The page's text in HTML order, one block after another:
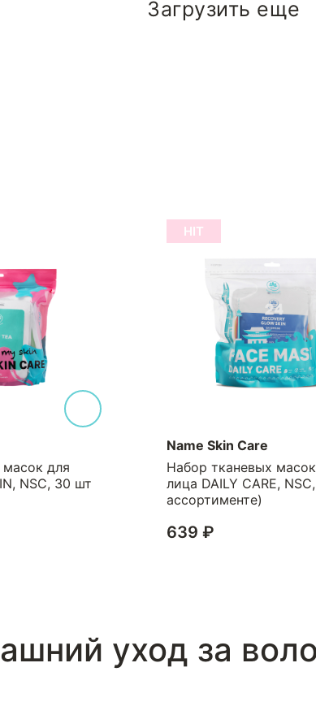
Загрузить еще
для
NSC, 30 шт
HIT
Name Skin Care
Набор тканевых
лица DAILY CARE,
ассортименте)
639 ₽
уход за